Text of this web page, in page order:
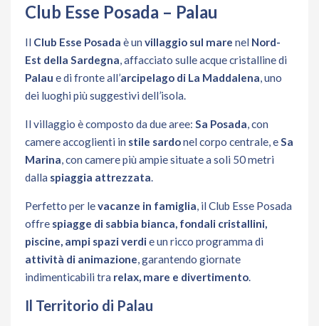
Club Esse Posada – Palau
Il Club Esse Posada è un villaggio sul mare nel Nord-
Est della Sardegna , affacciato sulle acque cristalline di
Palau e di fronte all’arcipelago di La Maddalena , uno
dei luoghi più suggestivi dell’isola.
Il villaggio è composto da due aree: Sa Posada , con
camere accoglienti in stile sardonel corpo centrale, e Sa
Marina , con camere più ampie situate a soli 50 metri
dalla spiaggia attrezzata
Perfetto per levacanze in famiglia , il Club Esse Posada
offre spiagge di sabbia bianca, fondali cristallini,
piscine, ampi spazi verdie un ricco programma di
attività di animazione , garantendo giornate
indimenticabili tra relax, mare e divertimento
Il Territorio di Palau